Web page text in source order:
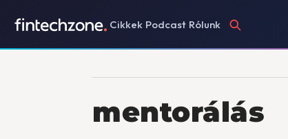
Cikkek Podcast Rólunk
mentorálás